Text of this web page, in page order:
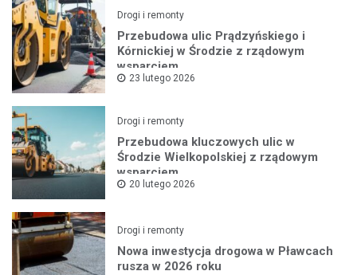
Drogi i remonty
Przebudowa ulic Prądzyńskiego i
Kórnickiej w Środzie z rządowym
wsparciem
23 lutego 2026
Drogi i remonty
Przebudowa kluczowych ulic w
Środzie Wielkopolskiej z rządowym
wsparciem
20 lutego 2026
Drogi i remonty
Nowa inwestycja drogowa w Pławcach
rusza w 2026 roku